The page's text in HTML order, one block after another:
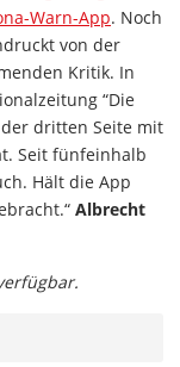
Warn-App. Noch
von der
Kritik. In
“Die
dritten Seite mit
Seit fünfeinhalb
Hält die App
Albrecht